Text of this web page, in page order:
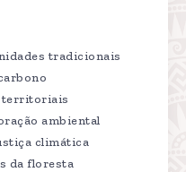
tradicionais
ambiental
climática
da floresta